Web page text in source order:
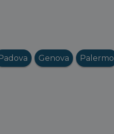
Genova Palermo